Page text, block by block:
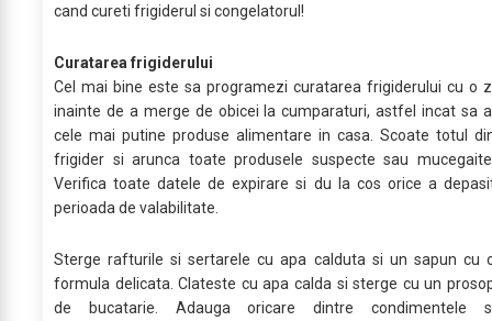
cand cureti frigiderul si congelatorul!
Curatarea frigiderului
Cel mai bine este sa programezi curatarea frigiderului cu o
inainte de a merge de obicei la cumparaturi, astfel incat sa
cele mai putine produse alimentare in casa. Scoate totul
frigider si arunca toate produsele suspecte sau
Verifica toate datele de expirare si du la cos orice a
perioada de valabilitate.
Sterge rafturile si sertarele cu apa calduta si un sapun cu
formula delicata. Clateste cu apa calda si sterge cu un
de bucatarie. Adauga oricare dintre condimentele